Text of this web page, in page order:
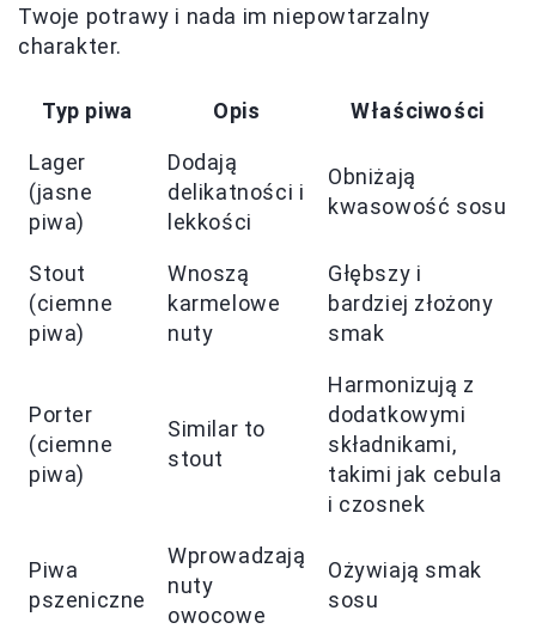
Twoje potrawy i nada im niepowtarzalny
charakter.
Typ piwa Opis Właściwości
Lager
(jasne
piwa)
Dodają
delikatności i
lekkości
Obniżają
kwasowość sosu
Stout
(ciemne
piwa)
Wnoszą
karmelowe
nuty
Głębszy i
bardziej złożony
smak
Porter
(ciemne
piwa)
Similar to
stout
Harmonizują z
dodatkowymi
składnikami,
takimi jak cebula
i czosnek
Piwa
pszeniczne
Wprowadzają
nuty
owocowe
Ożywiają smak
sosu